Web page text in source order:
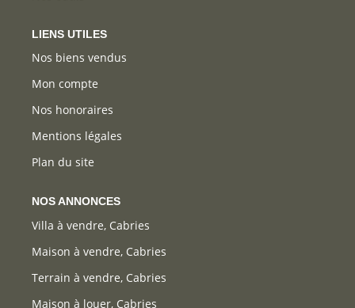
LIENS UTILES
Nos biens vendus
Mon compte
Nos honoraires
Mentions légales
Plan du site
NOS ANNONCES
Villa à vendre, Cabries
Maison à vendre, Cabries
Terrain à vendre, Cabries
Maison à louer, Cabries